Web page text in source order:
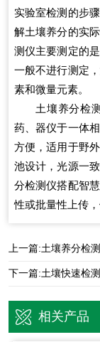
实验室检测的步
解土壤养分的实
测仪主要测定的
一般不进行测定
素和微量元素。
土壤养分检
药、器仪于一体
方便，适用于野
池设计，光源一
分检测仪搭配智
性或批量性上传
上一篇:土壤养分检
下一篇:土壤快速检
相关产品